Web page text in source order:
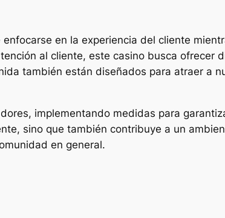
en la experiencia del cliente
al cliente, este casino busca ofrecer
también están diseñados para atraer a
implementando medidas para
sino que también contribuye a un
en general.